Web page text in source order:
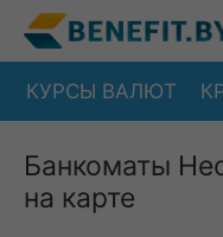
КУРСЫ ВАЛЮТ
Банкоматы
на карте